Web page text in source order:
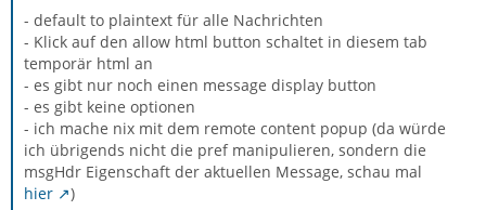
- default to plaintext für alle Nachrichten
- Klick auf den allow html button schaltet in diesem tab
temporär html an
- es gibt nur noch einen message display button
- es gibt keine optionen
- ich mache nix mit dem remote content popup (da würde
ich übrigends nicht die pref manipulieren, sondern die
msgHdr Eigenschaft der aktuellen Message, schau mal
hier
)